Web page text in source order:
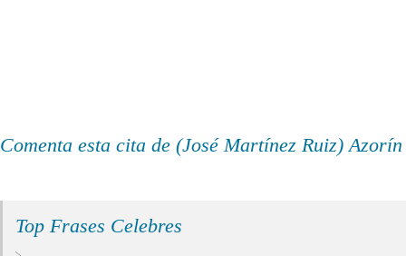
Comenta esta cita de (José Martínez Ruiz) Azorín
Top Frases Celebres